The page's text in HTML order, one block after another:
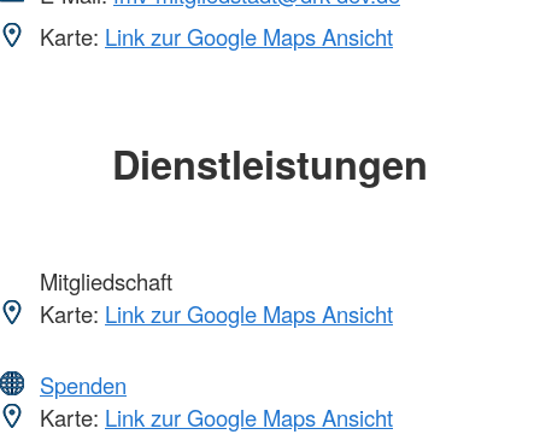
Karte: Link zur Google Maps Ansicht
Dienstleistungen
Mitgliedschaft
Karte: Link zur Google Maps Ansicht
Spenden
Karte: Link zur Google Maps Ansicht